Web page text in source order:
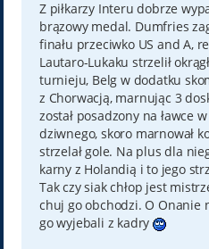
Z piłkarzy Interu dobrze
brązowy medal. Dumfries
finału przeciwko US and A,
Lautaro-Lukaku strzelił
turnieju, Belg w dodatku
z Chorwacją, marnując 3
został posadzony na ławce
dziwnego, skoro marnował
strzelał gole. Na plus dla
karny z Holandią i to jego
Tak czy siak chłop jest
chuj go obchodzi. O Onanie
go wyjebali z kadry